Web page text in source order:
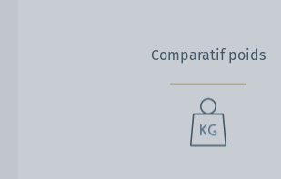
Comparatif poids